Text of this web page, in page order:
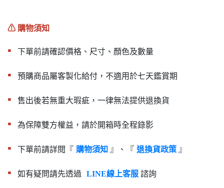
⚠︎ 購物須知
▪︎ 下單前請確認價格、尺寸、顏色及數量
▪︎ 預購商品屬客製化給付，不適用於七天鑑賞期
▪︎ 售出後若無重大瑕疵，一律無法提供退換貨
▪︎ 為保障雙方權益，請於開箱時全程錄影
▪︎ 下單前請詳閱『 購物須知 』、『 退換貨政策 』
▪︎ 如有疑問請先透過 LINE線上客服 諮詢